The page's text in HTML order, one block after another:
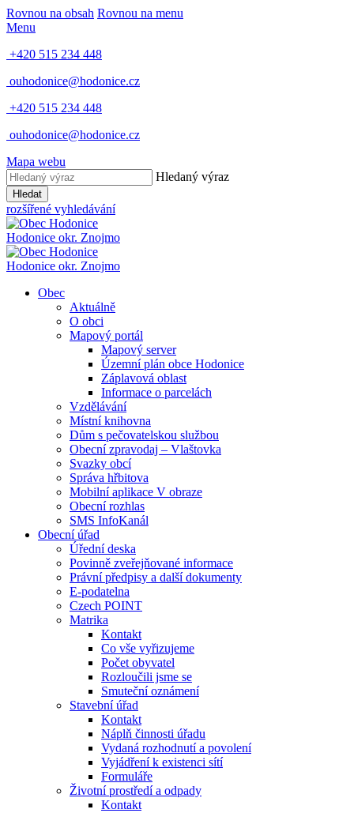
Rovnou na obsah Rovnou na menu
Menu
+420 515 234 448
ouhodonice@hodonice.cz
+420 515 234 448
ouhodonice@hodonice.cz
Mapa webu
Hledaný výraz
Hledat
rozšířené vyhledávání
Hodonice okr. Znojmo
Hodonice okr. Znojmo
Obec
Aktuálně
O obci
Mapový portál
Mapový server
Územní plán obce Hodonice
Záplavová oblast
Informace o parcelách
Vzdělávání
Místní knihovna
Dům s pečovatelskou službou
Obecní zpravodaj – Vlaštovka
Svazky obcí
Správa hřbitova
Mobilní aplikace V obraze
Obecní rozhlas
SMS InfoKanál
Obecní úřad
Úřední deska
Povinně zveřejňované informace
Právní předpisy a další dokumenty
E-podatelna
Czech POINT
Matrika
Kontakt
Co vše vyřizujeme
Počet obyvatel
Rozloučili jsme se
Smuteční oznámení
Stavební úřad
Kontakt
Náplň činnosti úřadu
Vydaná rozhodnutí a povolení
Vyjádření k existenci sítí
Formuláře
Životní prostředí a odpady
Kontakt